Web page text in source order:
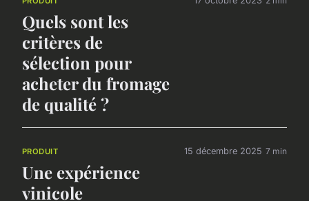
Quels sont les
critères de
sélection pour
acheter du fromage
de qualité ?
PRODUIT
Une expérience
vinicole
15 décembre 2025 7 min